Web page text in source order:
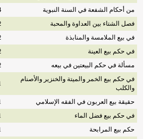
من أحكام الشفعة في السنة النبوية
فصل الشتاء بين العداوة والمحبة
في بيع الملامسة والمنابذة
في حكم بيع العينة
مسألة في حكم البيعتين في بيعه
في حكم بيع الخمر والميتة والخنزير والأصنام
والكلب
حقيقة بيع العربون في الفقه الإسلامي
في حكم بيع فضل الماء
حكم بيع المرابحة